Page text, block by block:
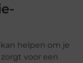
helpen om je
voor een